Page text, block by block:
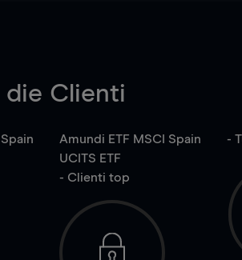
Clienti
Amundi ETF MSCI Spain
UCITS ETF
- Clienti top
-